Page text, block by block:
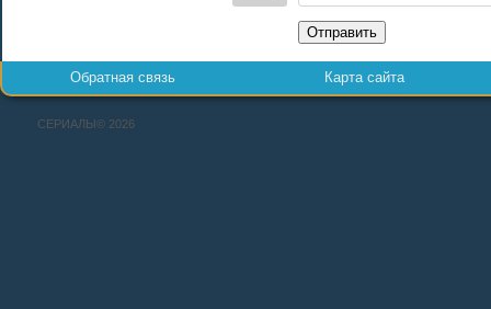
Отправить
Обратная связь Карта сайта
СЕРИАЛЫ© 2026